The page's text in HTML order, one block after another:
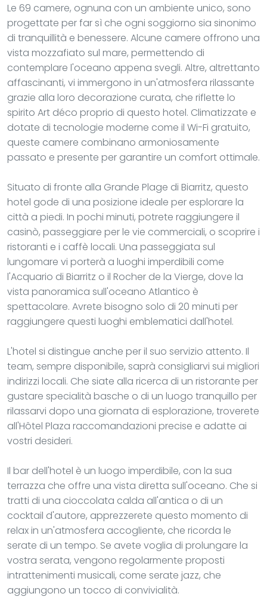
Le 69 camere, ognuna con un ambiente unico, sono
progettate per far sì che ogni soggiorno sia sinonimo
di tranquillità e benessere. Alcune camere offrono una
vista mozzafiato sul mare, permettendo di
contemplare l'oceano appena svegli. Altre, altrettanto
affascinanti, vi immergono in un'atmosfera rilassante
grazie alla loro decorazione curata, che riflette lo
spirito Art déco proprio di questo hotel. Climatizzate e
dotate di tecnologie moderne come il Wi-Fi gratuito,
queste camere combinano armoniosamente
passato e presente per garantire un comfort ottimale.
Situato di fronte alla Grande Plage di Biarritz, questo
hotel gode di una posizione ideale per esplorare la
città a piedi. In pochi minuti, potrete raggiungere il
casinò, passeggiare per le vie commerciali, o scoprire i
ristoranti e i caffè locali. Una passeggiata sul
lungomare vi porterà a luoghi imperdibili come
l'Acquario di Biarritz o il Rocher de la Vierge, dove la
vista panoramica sull'oceano Atlantico è
spettacolare. Avrete bisogno solo di 20 minuti per
raggiungere questi luoghi emblematici dall'hotel.
L'hotel si distingue anche per il suo servizio attento. Il
team, sempre disponibile, saprà consigliarvi sui migliori
indirizzi locali. Che siate alla ricerca di un ristorante per
gustare specialità basche o di un luogo tranquillo per
rilassarvi dopo una giornata di esplorazione, troverete
all'Hôtel Plaza raccomandazioni precise e adatte ai
vostri desideri.
Il bar dell'hotel è un luogo imperdibile, con la sua
terrazza che offre una vista diretta sull'oceano. Che si
tratti di una cioccolata calda all'antica o di un
cocktail d'autore, apprezzerete questo momento di
relax in un'atmosfera accogliente, che ricorda le
serate di un tempo. Se avete voglia di prolungare la
vostra serata, vengono regolarmente proposti
intrattenimenti musicali, come serate jazz, che
aggiungono un tocco di convivialità.